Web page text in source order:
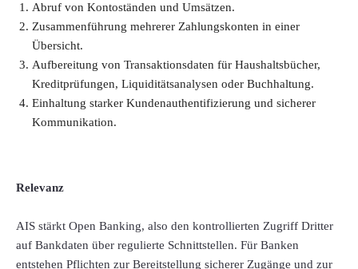
Abruf von Kontoständen und Umsätzen.
Zusammenführung mehrerer Zahlungskonten in einer
Übersicht.
Aufbereitung von Transaktionsdaten für Haushaltsbücher,
Kreditprüfungen, Liquiditätsanalysen oder Buchhaltung.
Einhaltung starker Kundenauthentifizierung und sicherer
Kommunikation.
Relevanz
AIS stärkt Open Banking, also den kontrollierten Zugriff Dritter
auf Bankdaten über regulierte Schnittstellen. Für Banken
entstehen Pflichten zur Bereitstellung sicherer Zugänge und zur